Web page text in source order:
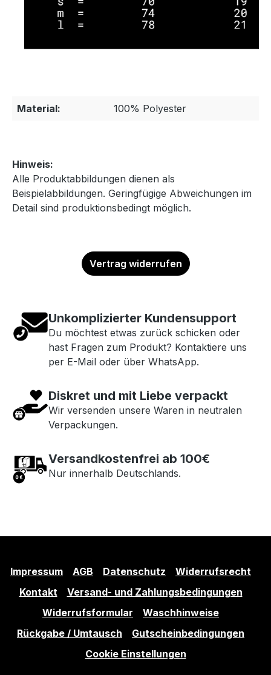
Hinweis:
Alle Produktabbildungen dienen als
Beispielabbildungen. Geringfügige Abweichungen im
Detail sind produktionsbedingt möglich.
Material: 100% Polyester
Vertrag widerrufen
Unkomplizierter Kundensupport
Du möchtest etwas zurück schicken oder
hast Fragen zum Produkt? Kontaktiere uns
per E-Mail oder über WhatsApp.
Diskret und mit Liebe verpackt
Wir versenden unsere Waren in neutralen
Verpackungen.
Versandkostenfrei ab 100€
Nur innerhalb Deutschlands.
Impressum AGB Datenschutz
Widerrufsrecht
Kontakt
Versand- und Zahlungsbedingungen
Widerrufsformular
Waschhinweise
Rückgabe / Umtausch
Gutscheinbedingungen
Cookie Einstellungen